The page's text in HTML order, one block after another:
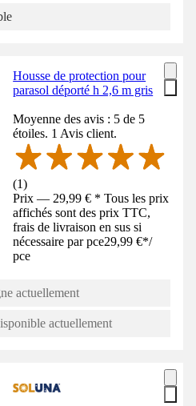
Housse de protection pour
parasol déporté h 2,6 m gris
Moyenne des avis : 5 de 5
étoiles. 1 Avis client.
(1)
Prix — 29,99 € * Tous les prix
affichés sont des prix TTC,
frais de livraison en sus si
nécessaire par pce29,99 €*/
pce
actuellement
actuellement